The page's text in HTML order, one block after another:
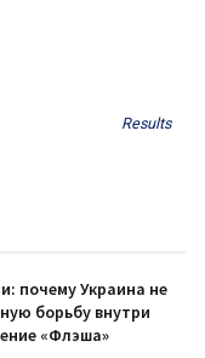
Results
почему Украина не
борьбу внутри
«Флэша»